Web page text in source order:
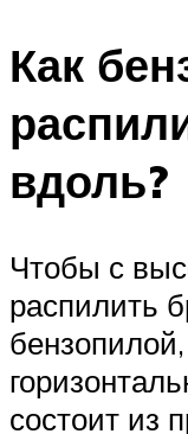
Как
вдоль?
Чтобы с
распилить
состоит из